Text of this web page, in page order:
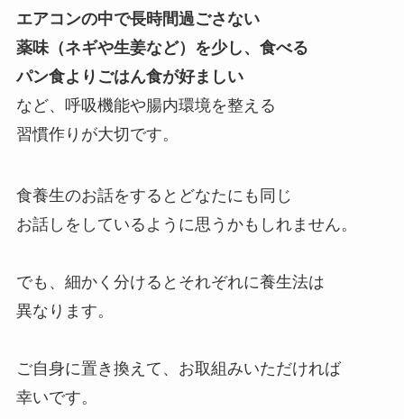
エアコンの中で長時間過ごさない
薬味（ネギや生姜など）を少し、食べる
パン食よりごはん食が好ましい
など、呼吸機能や腸内環境を整える
習慣作りが大切です。
食養生のお話をするとどなたにも同じ
お話しをしているように思うかもしれません。
でも、細かく分けるとそれぞれに養生法は
異なります。
ご自身に置き換えて、お取組みいただければ
幸いです。